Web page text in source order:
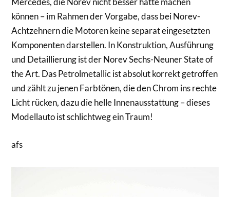
können – im Rahmen der Vorgabe, dass bei Norev-
Achtzehnern die Motoren keine separat eingesetzten
Komponenten darstellen. In Konstruktion, Ausführung
und Detaillierung ist der Norev Sechs-Neuner State of
the Art. Das Petrolmetallic ist absolut korrekt getroffen
und zählt zu jenen Farbtönen, die den Chrom ins rechte
Licht rücken, dazu die helle Innenausstattung – dieses
Modellauto ist schlichtweg ein Traum!
afs